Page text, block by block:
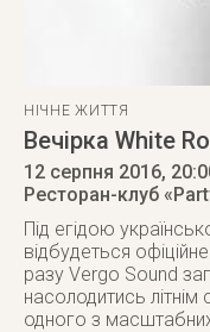
НІЧНЕ ЖИТТЯ
Вечірка White
12 серпня 2016,
Ресторан-клуб
Під егідою
відбудеться
разу Vergo Sound
насолодитись
одного з